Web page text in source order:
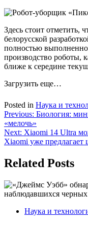
Здесь стоит отметить,
белорусской
полностью
производство роботы,
ближе к середине
Загрузить еще…
Posted in Наука и
Навигация
по
записям
Previous: Биология:
«мелочь»
Next: Xiaomi 14 Ultra
Xiaomi уже
Related Posts
Наука и